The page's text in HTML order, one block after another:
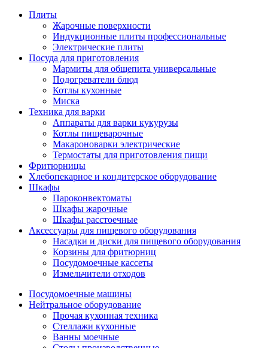
Плиты
Жарочные поверхности
Индукционные плиты профессиональные
Электрические плиты
Посуда для приготовления
Мармиты для общепита универсальные
Подогреватели блюд
Котлы кухонные
Миска
Техника для варки
Аппараты для варки кукурузы
Котлы пищеварочные
Макароноварки электрические
Термостаты для приготовления пищи
Фритюрницы
Хлебопекарное и кондитерское оборудование
Шкафы
Пароконвектоматы
Шкафы жарочные
Шкафы расстоечные
Аксессуары для пищевого оборудования
Насадки и диски для пищевого оборудования
Корзины для фритюрниц
Посудомоечные кассеты
Измельчители отходов
Посудомоечные машины
Нейтральное оборудование
Прочая кухонная техника
Стеллажи кухонные
Ванны моечные